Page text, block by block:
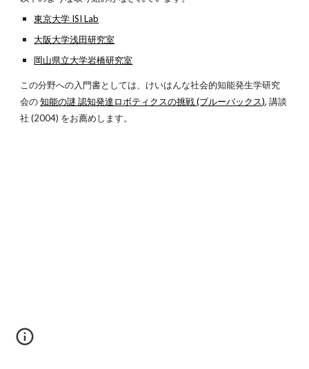
東京大学 ISI Lab
大阪大学浅田研究室
岡山県立大学岩橋研究室
この分野への入門書としては、けいはんな社会的知能発生学研究
会の知能の謎 認知発達ロボティクスの挑戦 (ブルーバックス), 講談
社 (2004) をお薦めします。